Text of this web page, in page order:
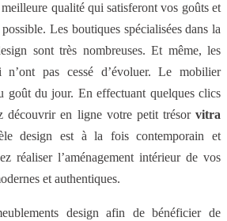
qualité qui satisferont vos goûts et
Les boutiques spécialisées dans la
sont très nombreuses. Et même, les
n’ont pas cessé d’évoluer. Le mobilier
goût du jour. En effectuant quelques clics
découvrir en ligne votre petit trésor vitra
design est à la fois contemporain et
réaliser l’aménagement intérieur de vos
et authentiques.
design afin de bénéficier de